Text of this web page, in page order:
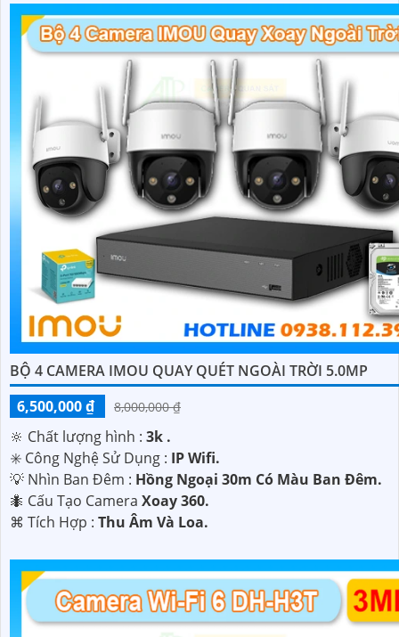
BỘ 4 CAMERA IMOU QUAY QUÉT NGOÀI TRỜI 5.0MP
6,500,000 ₫
8,000,000 ₫
🔆 Chất lượng hình : 3k .
✳️ Công Nghệ Sử Dụng : IP Wifi.
💡 Nhìn Ban Đêm : Hồng Ngoại 30m Có Màu Ban Ðêm.
🐜 Cấu Tạo Camera Xoay 360.
️⌘ Tích Hợp : Thu Âm Và Loa.